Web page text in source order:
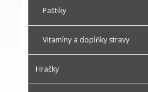
Paštiky
Vitamíny a doplňky stravy
Hračky